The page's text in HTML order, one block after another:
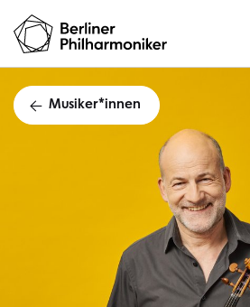
Musiker*innen